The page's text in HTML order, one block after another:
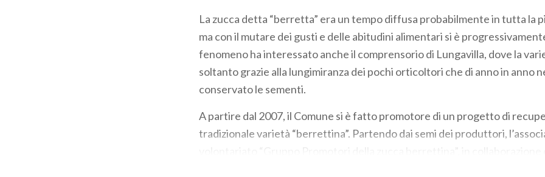
La zucca detta “berretta” era un tempo diffusa probabilmente in tutta la
ma con il mutare dei gusti e delle abitudini alimentari si è
fenomeno ha interessato anche il comprensorio di Lungavilla, dove la
soltanto grazie alla lungimiranza dei pochi orticoltori che di anno in anno
conservato le sementi.
A partire dal 2007, il Comune si è fatto promotore di un progetto di
tradizionale varietà “berrettina”. Partendo dai semi dei produttori,